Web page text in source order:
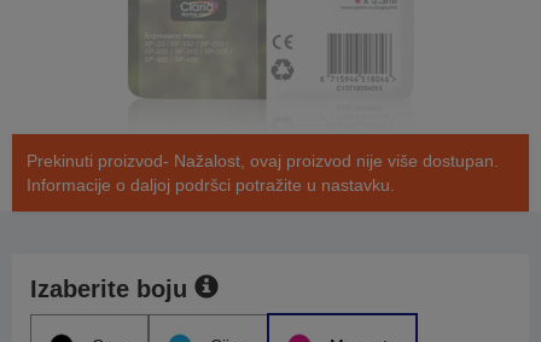
Prekinuti proizvod- Nažalost, ovaj proizvod nije više dostupan.
Informacije o daljoj podršci potražite u nastavku.
Izaberite boju